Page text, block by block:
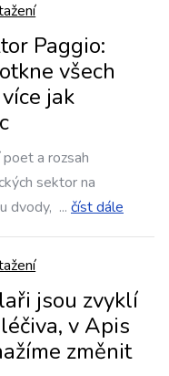
Paggio:
všech
jak
a rozsah
sektor na
dvody, ... číst dále
jsou zvyklí
v Apis
změnit